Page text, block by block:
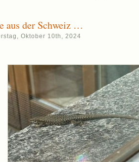
aus der Schweiz …
Oktober 10th, 2024